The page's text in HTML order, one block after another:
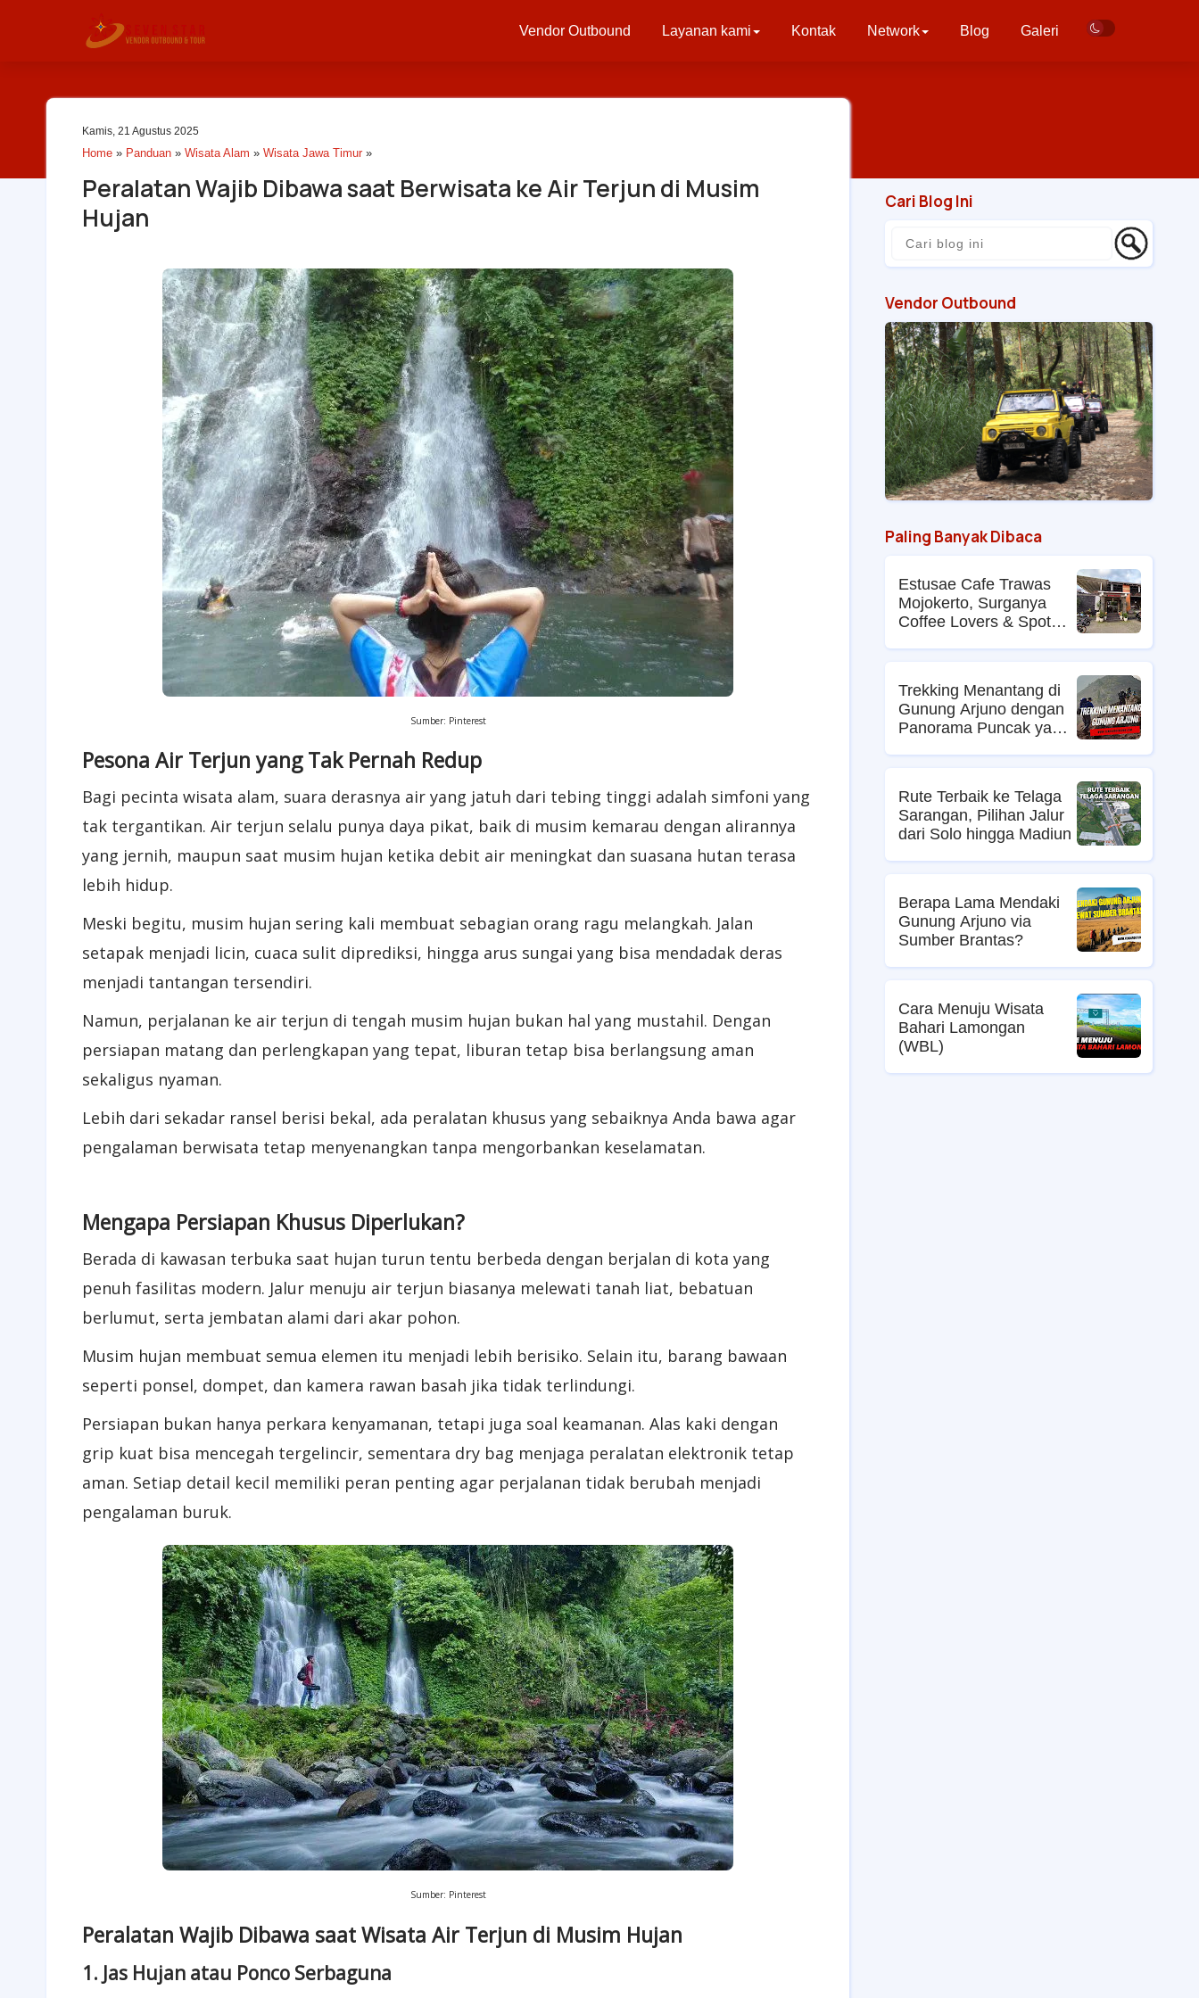
Vendor Outbound Layanan kami Kontak Network Blog Galeri
Kamis, 21 Agustus 2025
Home » Panduan » Wisata Alam » Wisata Jawa Timur »
Peralatan Wajib Dibawa saat Berwisata ke Air Terjun di Musim
Hujan
Sumber: Pinterest
Pesona Air Terjun yang Tak Pernah Redup
Bagi pecinta wisata alam, suara derasnya air yang jatuh dari tebing tinggi adalah simfoni yang
tak tergantikan. Air terjun selalu punya daya pikat, baik di musim kemarau dengan alirannya
yang jernih, maupun saat musim hujan ketika debit air meningkat dan suasana hutan terasa
lebih hidup.
Meski begitu, musim hujan sering kali membuat sebagian orang ragu melangkah. Jalan
setapak menjadi licin, cuaca sulit diprediksi, hingga arus sungai yang bisa mendadak deras
menjadi tantangan tersendiri.
Namun, perjalanan ke air terjun di tengah musim hujan bukan hal yang mustahil. Dengan
persiapan matang dan perlengkapan yang tepat, liburan tetap bisa berlangsung aman
sekaligus nyaman.
Lebih dari sekadar ransel berisi bekal, ada peralatan khusus yang sebaiknya Anda bawa agar
pengalaman berwisata tetap menyenangkan tanpa mengorbankan keselamatan.
Mengapa Persiapan Khusus Diperlukan?
Berada di kawasan terbuka saat hujan turun tentu berbeda dengan berjalan di kota yang
penuh fasilitas modern. Jalur menuju air terjun biasanya melewati tanah liat, bebatuan
berlumut, serta jembatan alami dari akar pohon.
Musim hujan membuat semua elemen itu menjadi lebih berisiko. Selain itu, barang bawaan
seperti ponsel, dompet, dan kamera rawan basah jika tidak terlindungi.
Persiapan bukan hanya perkara kenyamanan, tetapi juga soal keamanan. Alas kaki dengan
grip kuat bisa mencegah tergelincir, sementara dry bag menjaga peralatan elektronik tetap
aman. Setiap detail kecil memiliki peran penting agar perjalanan tidak berubah menjadi
pengalaman buruk.
Sumber: Pinterest
Peralatan Wajib Dibawa saat Wisata Air Terjun di Musim Hujan
1. Jas Hujan atau Ponco Serbaguna
Cari Blog Ini
Vendor Outbound
Paling Banyak Dibaca
Estusae Cafe Trawas
Mojokerto, Surganya
Coffee Lovers & Spot
Trekking Menantang di
Gunung Arjuno dengan
Panorama Puncak yang
Rute Terbaik ke Telaga
Sarangan, Pilihan Jalur
dari Solo hingga Madiun
Berapa Lama Mendaki
Gunung Arjuno via
Sumber Brantas?
Cara Menuju Wisata
Bahari Lamongan
(WBL)